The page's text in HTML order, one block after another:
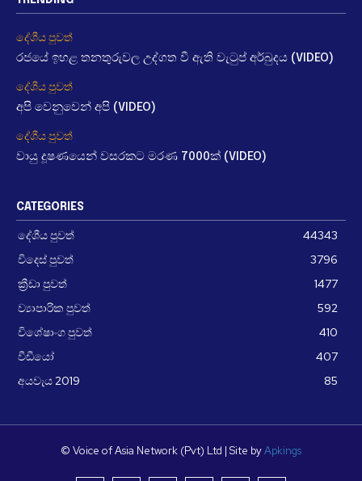
දේශීය පුවත්
රජයේ ඉහළ තනතුරුවල උද්ගත වී ඇති වැටුප් අර්බුදය (VIDEO)
දේශීය පුවත්
අපි වෙනුවෙන් අපි (VIDEO)
දේශීය පුවත්
වායු දූෂණයෙන් වසරකට මරණ 7000ක් (VIDEO)
CATEGORIES
දේශීය පුවත්
44343
විදෙස් පුවත්
3796
ක්‍රීඩා පුවත්
1477
ව්‍යාපාරික පුවත්
592
විශේෂාංග පුවත්
410
වීඩීයෝ
407
අයවැය 2019
85
© Voice of Asia Network (Pvt) Ltd | Site byApkings